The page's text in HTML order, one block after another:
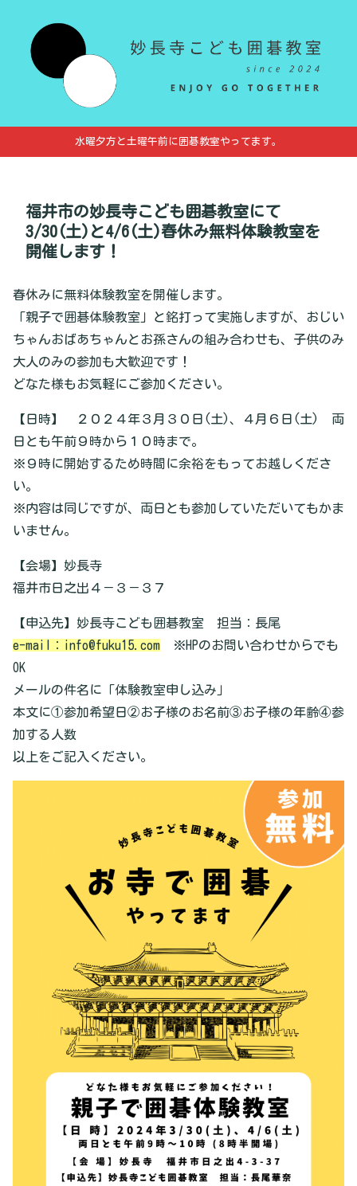
水曜夕方と土曜午前に囲碁教室やってます。
福井市の妙長寺こども囲碁教室にて
3/30(土)と4/6(土)春休み無料体験教室を
開催します！
春休みに無料体験教室を開催します。
「親子で囲碁体験教室」と銘打って実施しますが、おじい
ちゃんおばあちゃんとお孫さんの組み合わせも、子供のみ
大人のみの参加も大歓迎です！
どなた様もお気軽にご参加ください。
【日時】 ２０２４年３月３０日(土)、４月６日(土) 両
日とも午前９時から１０時まで。
※９時に開始するため時間に余裕をもってお越しくださ
い。
※内容は同じですが、両日とも参加していただいてもかま
いません。
【会場】妙長寺
福井市日之出４－３－３７
【申込先】妙長寺こども囲碁教室 担当：長尾
e-mail：info@fuku15.com ※HPのお問い合わせからでも
OK
メールの件名に「体験教室申し込み」
本文に①参加希望日②お子様のお名前③お子様の年齢④参
加する人数
以上をご記入ください。